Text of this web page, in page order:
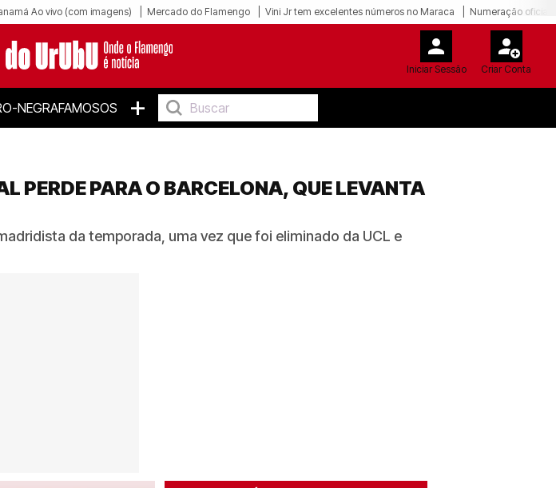
Ao vivo (com imagens) Mercado do Flamengo Vini Jr tem excelentes números no Maraca Numeração oficial
Iniciar Sessão Criar Conta
NEGRAFAMOSOS +
PERDE PARA O BARCELONA, QUE LEVANTA
da temporada, uma vez que foi eliminado da UCL e